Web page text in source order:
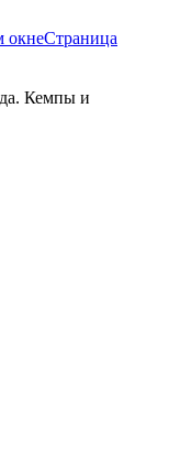
окнеСтраница
Кемпы и